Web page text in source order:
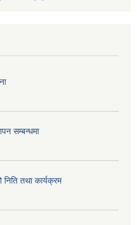
सम्बन्धमा
तथा कार्यक्रम